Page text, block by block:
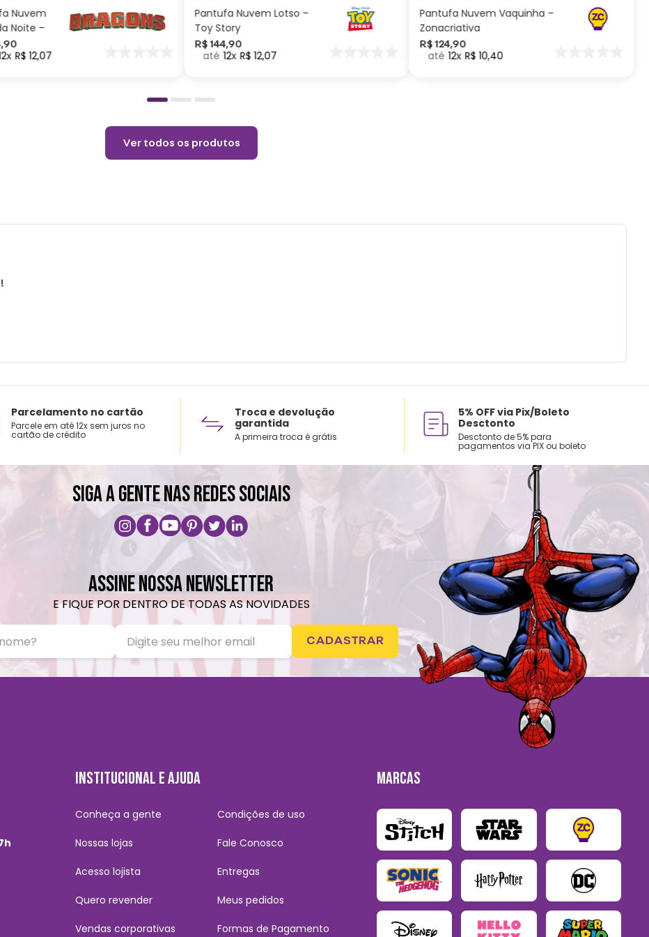
Cuidados e recomendações de uso:
Não preencha com líquidos até a superfície, deixe
Nuvem
Noite –
,90
R$ 12,07
Pantufa Nuvem Lotso –
Toy Story
R$ 144,90
12 R$ 12,07
Pantufa Nuvem Vaquinha –
Zonacriativa
R$ 124,90
12 R$ 10,40
Ver todos os produtos
Parcelamento no cartão
Parcele em até 12x sem juros no
cartão de crédito
Troca e devolução
garantida
A primeira troca é grátis
5% OFF via Pix/Boleto
Desctonto
Desctonto de 5% para
pagamentos via PIX ou boleto
SIGA A GENTE NAS REDES SOCIAIS
ASSINE NOSSA NEWSLETTER
E FIQUE POR DENTRO DE TODAS AS NOVIDADES
CADASTRAR
INSTITUCIONAL E AJUDA
Conheça a gente
Nossas lojas
Acesso lojista
Quero revender
Vendas corporativas
Condições de uso
Fale Conosco
Entregas
Meus pedidos
Formas de Pagamento
MARCAS